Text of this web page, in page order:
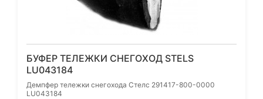
БУФЕР ТЕЛЕЖКИ СНЕГОХОД STELS
LU043184
Демпфер тележки снегохода Стелс 291417-800-0000
LU043184